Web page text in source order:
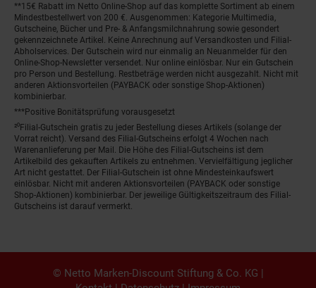
**15€ Rabatt im Netto Online-Shop auf das komplette Sortiment ab einem
Mindestbestellwert von 200 €. Ausgenommen: Kategorie Multimedia,
Gutscheine, Bücher und Pre- & Anfangsmilchnahrung sowie gesondert
gekennzeichnete Artikel. Keine Anrechnung auf Versandkosten und Filial-
Abholservices. Der Gutschein wird nur einmalig an Neuanmelder für den
Online-Shop-Newsletter versendet. Nur online einlösbar. Nur ein Gutschein
pro Person und Bestellung. Restbeträge werden nicht ausgezahlt. Nicht mit
anderen Aktionsvorteilen (PAYBACK oder sonstige Shop-Aktionen)
kombinierbar.
***Positive Bonitätsprüfung vorausgesetzt
²⁰Filial-Gutschein gratis zu jeder Bestellung dieses Artikels (solange der
Vorrat reicht). Versand des Filial-Gutscheins erfolgt 4 Wochen nach
Warenanlieferung per Mail. Die Höhe des Filial-Gutscheins ist dem
Artikelbild des gekauften Artikels zu entnehmen. Vervielfältigung jeglicher
Art nicht gestattet. Der Filial-Gutschein ist ohne Mindesteinkaufswert
einlösbar. Nicht mit anderen Aktionsvorteilen (PAYBACK oder sonstige
Shop-Aktionen) kombinierbar. Der jeweilige Gültigkeitszeitraum des Filial-
Gutscheins ist darauf vermerkt.
© Netto Marken-Discount Stiftung & Co. KG |